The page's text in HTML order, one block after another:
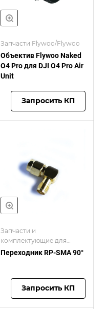
Запчасти Flywoo/Flywoo
Объектив Flywoo Naked
O4 Pro для DJI O4 Pro Air
Unit
Запросить КП
Запчасти и
комплектующие для
ремонта FPV-дронов и
Переходник RP-SMA 90°
Запросить КП